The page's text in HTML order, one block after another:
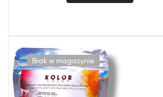
Brak w magazynie